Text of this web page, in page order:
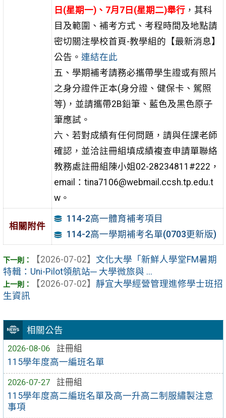
相關公告
2026-08-06
註冊組
115學年度高一編班名單
2026-07-27
註冊組
115學年度高二編班名單及高一升高二制服繡製注意
事項
日 (星期一)、 7月 7日 (星期二)舉行，其科
目及範圍、補考方式、考程時間及地點請
密切關注學校首頁-教學組的【最新消息】
公告。 連結在此
五、學期補考請務必攜帶學生證或有照片
之身分證件正本(身分證、健保卡、駕照
等)，並請攜帶2B鉛筆、藍色及黑色原子
筆應試。
六、若對成績有任何問題，請與任課老師
確認，並洽註冊組填成績複查申請單聯絡
教務處註冊組陳小姐02-28234811#222，
email：tina7106@webmail.ccsh.tp.edu.t
w。
相關附件
114-2高一體育補考項目
114-2高一學期補考名單(0703更新版)
【2026-07-02】 文化大學「新鮮人學堂FM暑期
特輯：Uni-Pilot領航站─ 大學微旅與 ...
【2026-07-02】 靜宜大學經營管理進修學士班招
生資訊